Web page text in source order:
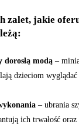
zalet, jakie
modą –
dzieciom
– ubrania
ich trwałość